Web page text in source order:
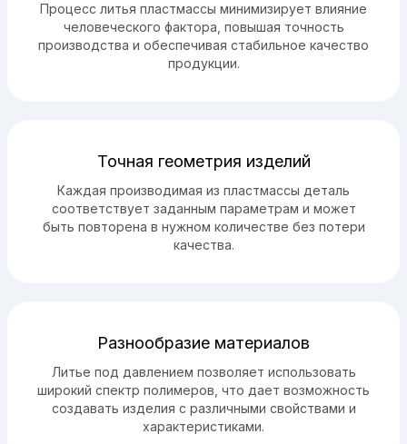
Процесс литья пластмассы минимизирует влияние
человеческого фактора, повышая точность
производства и обеспечивая стабильное качество
продукции.
Точная геометрия изделий
Каждая производимая из пластмассы деталь
соответствует заданным параметрам и может
быть повторена в нужном количестве без потери
качества.
Разнообразие материалов
Литье под давлением позволяет использовать
широкий спектр полимеров, что дает возможность
создавать изделия с различными свойствами и
характеристиками.